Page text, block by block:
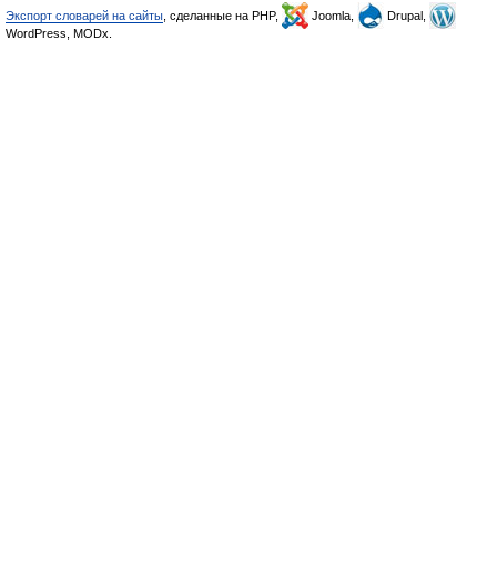
Экспорт словарей на сайты , сделанные на PHP, Joomla,
Drupal,
WordPress, MODx.